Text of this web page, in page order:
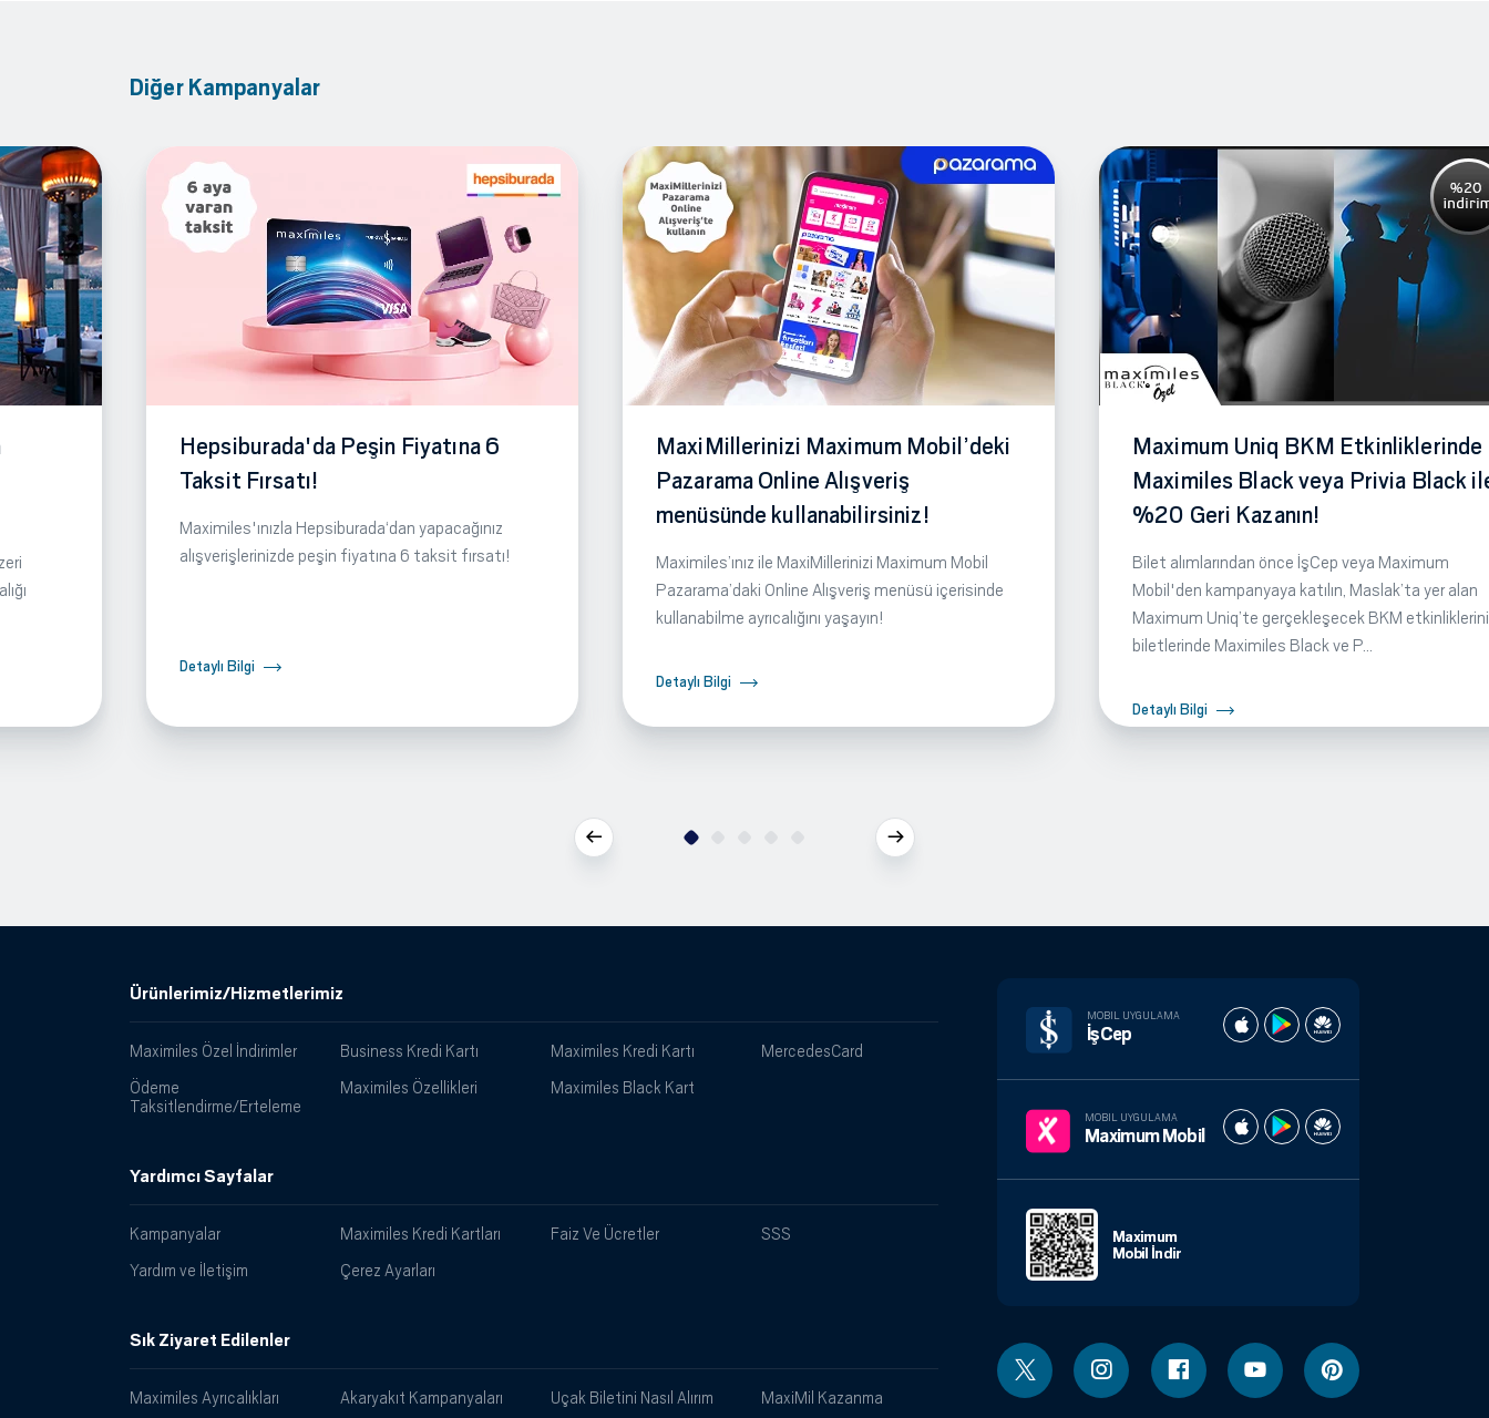
Diğer Kampanyalar
Hepsiburada'da Peşin Fiyatına 6
Taksit Fırsatı!
Maximiles'ınızla Hepsiburada‘dan yapacağınız
alışverişlerinizde peşin fiyatına 6 taksit fırsatı!
Detaylı Bilgi
MaxiMillerinizi Maximum Mobil’deki
Pazarama Online Alışveriş
menüsünde kullanabilirsiniz!
Maximiles’ınız ile MaxiMillerinizi Maximum Mobil
Pazarama’daki Online Alışveriş menüsü içerisinde
kullanabilme ayrıcalığını yaşayın!
Detaylı Bilgi
Maximum Uniq BKM Etkinliklerinde
Maximiles Black veya Privia Black
%20 Geri Kazanın!
Bilet alımlarından önce İşCep veya Maximum
Mobil'den kampanyaya katılın, Maslak’ta yer alan
Maximum Uniq’te gerçekleşecek BKM
biletlerinde Maximiles Black ve P...
Detaylı Bilgi
Ürünlerimiz/Hizmetlerimiz
Maximiles Özel İndirimler Business Kredi Kartı Maximiles Kredi Kartı
MercedesCard
Ödeme
Taksitlendirme/Erteleme
Maximiles Özellikleri Maximiles Black Kart
Yardımcı Sayfalar
Kampanyalar Maximiles Kredi Kartları Faiz Ve Ücretler
SSS
Yardım ve İletişim
Çerez Ayarları
Sık Ziyaret Edilenler
Maximiles Ayrıcalıkları Akaryakıt Kampanyaları Uçak Biletini Nasıl Alırım MaxiMil Kazanma
MOBIL UYGULAMA
İşCep
MOBIL UYGULAMA
Maximum Mobil
Maximum
Mobil İndir